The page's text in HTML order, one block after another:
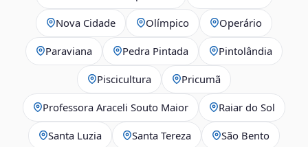
Nova Cidade Olímpico Operário
Paraviana Pedra Pintada Pintolândia
Piscicultura Pricumã
Professora Araceli Souto Maior Raiar do Sol
Santa Luzia Santa Tereza São Bento